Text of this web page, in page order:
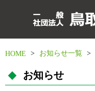
HOME > お知らせ一覧 >
お知らせ